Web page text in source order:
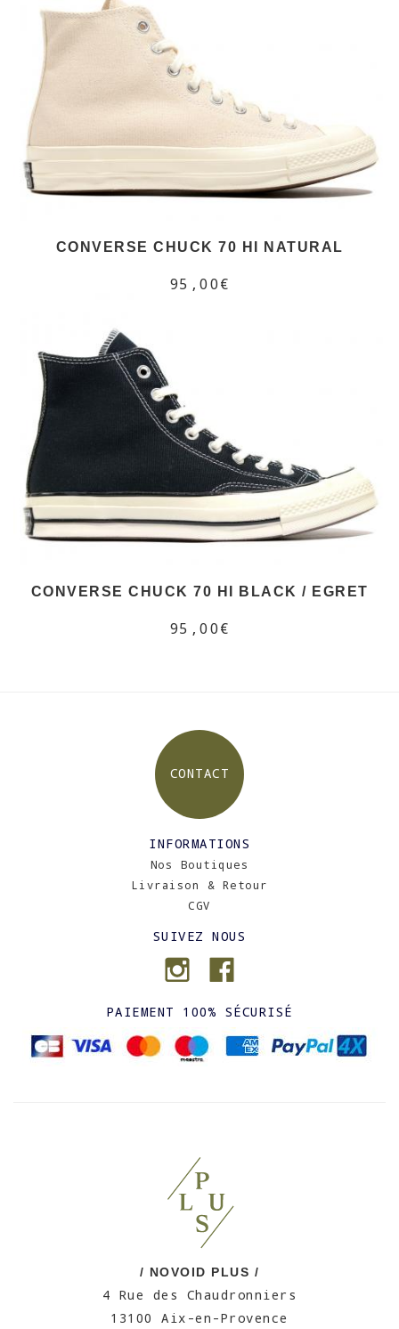
CONVERSE CHUCK 70 HI NATURAL
95,00€
CONVERSE CHUCK 70 HI BLACK / EGRET
95,00€
CONTACT
INFORMATIONS
Nos Boutiques
Livraison & Retour
CGV
SUIVEZ NOUS
PAIEMENT 100% SÉCURISÉ
/ NOVOID PLUS /
4 Rue des Chaudronniers
13100 Aix-en-Provence